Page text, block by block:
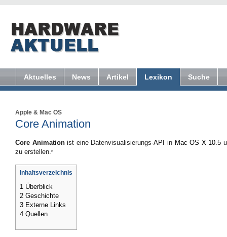
Aktuelles News Artikel Lexikon Suche
Apple & Mac OS
Core Animation
Core Animationist eine Datenvisualisierungs-API in Mac OS X 10.5
zu erstellen. [1]
Inhaltsverzeichnis
1 Überblick
2 Geschichte
3 Externe Links
4 Quellen